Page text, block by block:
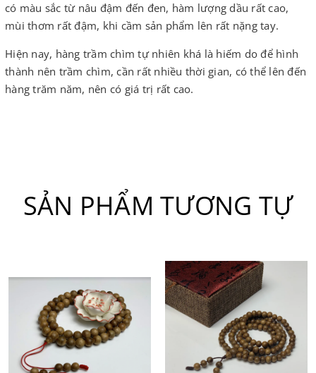
có màu sắc từ nâu đậm đến đen, hàm lượng dầu rất cao,
mùi thơm rất đậm, khi cầm sản phẩm lên rất nặng tay.
Hiện nay, hàng trầm chìm tự nhiên khá là hiếm do để hình
thành nên trầm chìm, cần rất nhiều thời gian, có thể lên đến
hàng trăm năm, nên có giá trị rất cao.
SẢN PHẨM TƯƠNG TỰ